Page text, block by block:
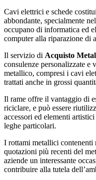
Cavi elettrici e schede
abbondante, specialmente
occupano di informatica ed
computer alla riparazione di
Il servizio di Acquisto
consulenze personalizzate
metallico, compresi i cavi
trattati anche in grossi
Il rame offre il vantaggio di
riciclare, e può essere
accessori ed elementi
leghe particolari.
I rottami metallici contenenti
quotazioni più recenti del
aziende un interessante
contribuire alla tutela